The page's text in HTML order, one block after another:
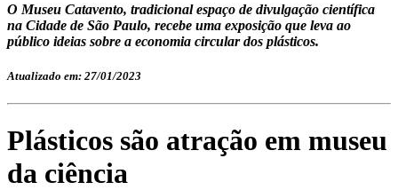
O Museu Catavento, tradicional espaço de divulgação científica
na Cidade de São Paulo, recebe uma exposição que leva ao
público ideias sobre a economia circular dos plásticos.
Atualizado em: 27/01/2023
Plásticos são atração em museu
da ciência